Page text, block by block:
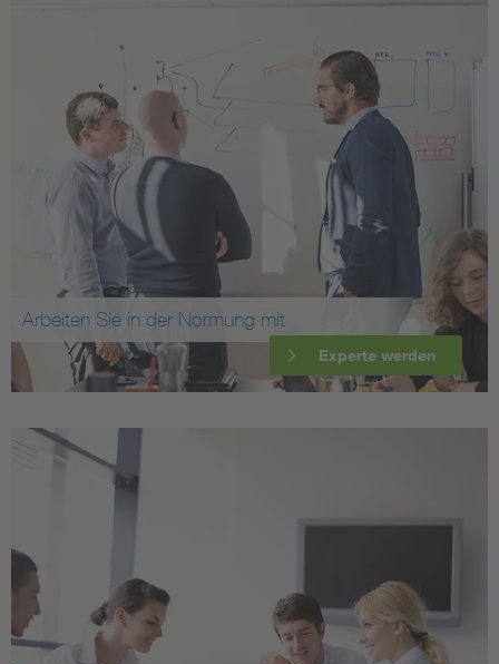
Arbeiten Sie in der Normung mit
Experte werden